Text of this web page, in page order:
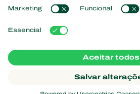
Nematoides benéficos
Microorganismos benéficos
Proteção de culturas
Centro de informações
Trabalhe na Koppert
Links de Interesse
Natutec
Gazebo
Koppert Global
Gerir cookies
Declaração de cookies